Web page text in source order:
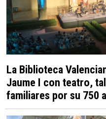
La Biblioteca
Jaume I con teatro,
familiares por su 750